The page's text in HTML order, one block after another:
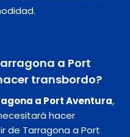
a Port
transbordo?
a Port Aventura,
hacer
de Tarragona a Port